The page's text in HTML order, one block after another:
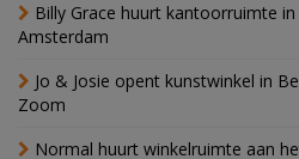
Billy Grace huurt kantoorruimte
Amsterdam
Jo & Josie opent kunstwinkel in
Zoom
Normal huurt winkelruimte aan